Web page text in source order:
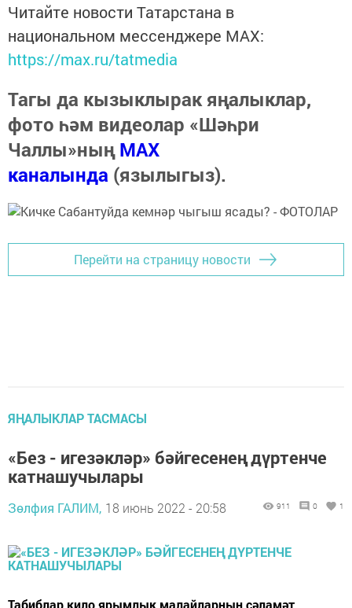
Читайте новости Татарстана в
национальном мессенджере MАХ:
https://max.ru/tatmedia
Тагы да кызыклырак яңалыклар,
фото һәм видеолар «Шәһри
Чаллы»ныңMAX
каналында (язылыгыз).
Перейти на страницу новости
ЯҢАЛЫКЛАР ТАСМАСЫ
«Без - игезәкләр» бәйгесенең дүртенче
катнашучылары
Зөлфия ГАЛИМ, 18 июнь 2022 - 20:58 911 0 1
Табиблар кило ярымлык малайларның сәламәт